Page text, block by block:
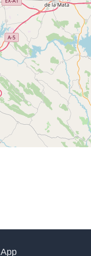
App